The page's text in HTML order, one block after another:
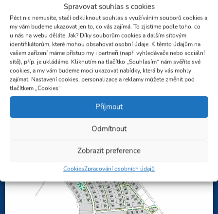
Spravovat souhlas s cookies
Péct nic nemusíte, stačí odkliknout souhlas s využíváním souborů cookies a
my vám budeme ukazovat jen to, co vás zajímá. To zjistíme podle toho, co
u nás na webu děláte. Jak? Díky souborům cookies a dalším síťovým
identifikátorům, které mohou obsahovat osobní údaje. K těmto údajům na
vašem zařízení máme přístup my i partneři (např. vyhledávače nebo sociální
sítě), příp. je ukládáme. Kliknutím na tlačítko „Souhlasím“ nám svěříte své
cookies, a my vám budeme moci ukazovat nabídky, která by vás mohly
zajímat. Nastavení cookies, personalizace a reklamy můžete změnit pod
tlačítkem „Cookies“
Příjmout
Odmítnout
Zobrazit preference
CookiesZpracování osobních údajů
kolaudační souhlasy -
kanalizace, vodovod, elektřina,
komunikace, zeleň